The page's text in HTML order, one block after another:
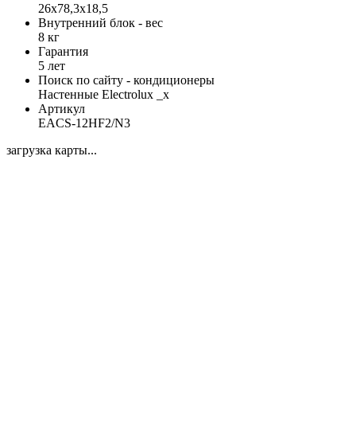
26х78,3х18,5
Внутренний блок - вес
8 кг
Гарантия
5 лет
Поиск по сайту - кондиционеры
Настенные Electrolux _x
Артикул
EACS-12HF2/N3
загрузка карты...